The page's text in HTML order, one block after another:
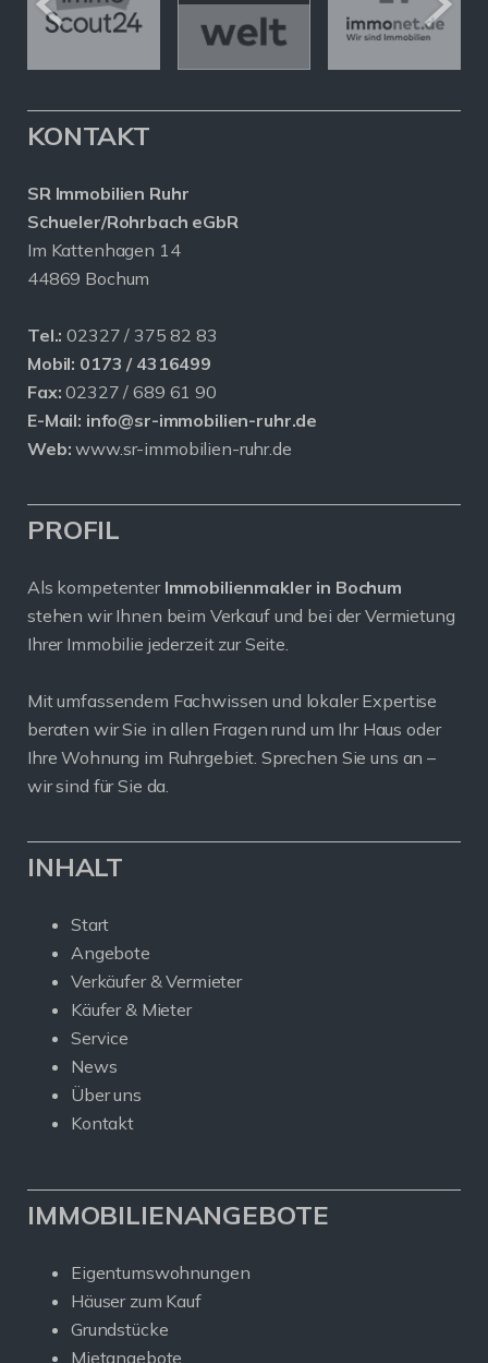
KONTAKT
SR Immobilien Ruhr
Schueler/Rohrbach eGbR
Im Kattenhagen 14
44869 Bochum
Tel.: 02327 / 375 82 83
Mobil: 0173 / 4316499
Fax: 02327 / 689 61 90
E-Mail: info@sr-immobilien-ruhr.de
Web: www.sr-immobilien-ruhr.de
PROFIL
Als kompetenter Immobilienmakler in Bochum
stehen wir Ihnen beim Verkauf und bei der Vermietung
Ihrer Immobilie jederzeit zur Seite.
Mit umfassendem Fachwissen und lokaler Expertise
beraten wir Sie in allen Fragen rund um Ihr Haus oder
Ihre Wohnung im Ruhrgebiet. Sprechen Sie uns an –
wir sind für Sie da.
INHALT
Start
Angebote
Verkäufer & Vermieter
Käufer & Mieter
Service
News
Über uns
Kontakt
IMMOBILIENANGEBOTE
Eigentumswohnungen
Häuser zum Kauf
Grundstücke
Mietangebote